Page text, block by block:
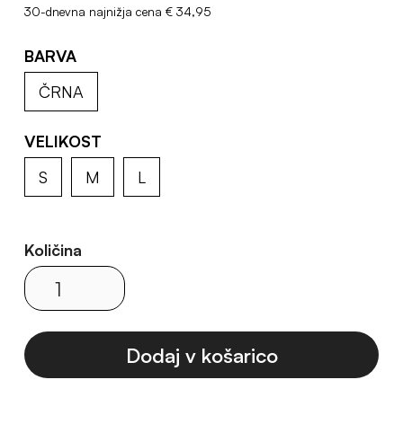
30-dnevna najnižja cena € 34,95
BARVA
ČRNA
VELIKOST
S
M L
Količina